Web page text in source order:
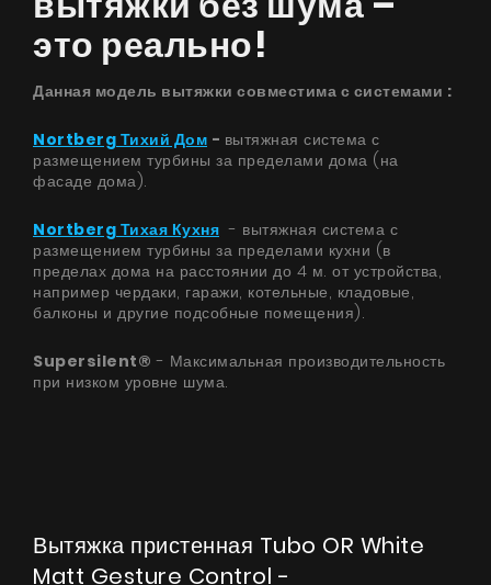
это реально!
Данная модель вытяжки совместима с системами ​:
Nortberg Тихий Дом - вытяжная система с
размещением турбины за пределами дома (на
фасаде дома).
Nortberg Тихая Кухня - вытяжная система с
размещением турбины за пределами кухни (в
пределах дома на расстоянии до 4 м. от устройства,
например чердаки, гаражи, котельные, кладовые,
балконы и другие подсобные помещения).
Supersilent® - Максимальная производительность
при низком уровне шума.
Вытяжка пристенная Tubo OR White
Matt Gesture Control -